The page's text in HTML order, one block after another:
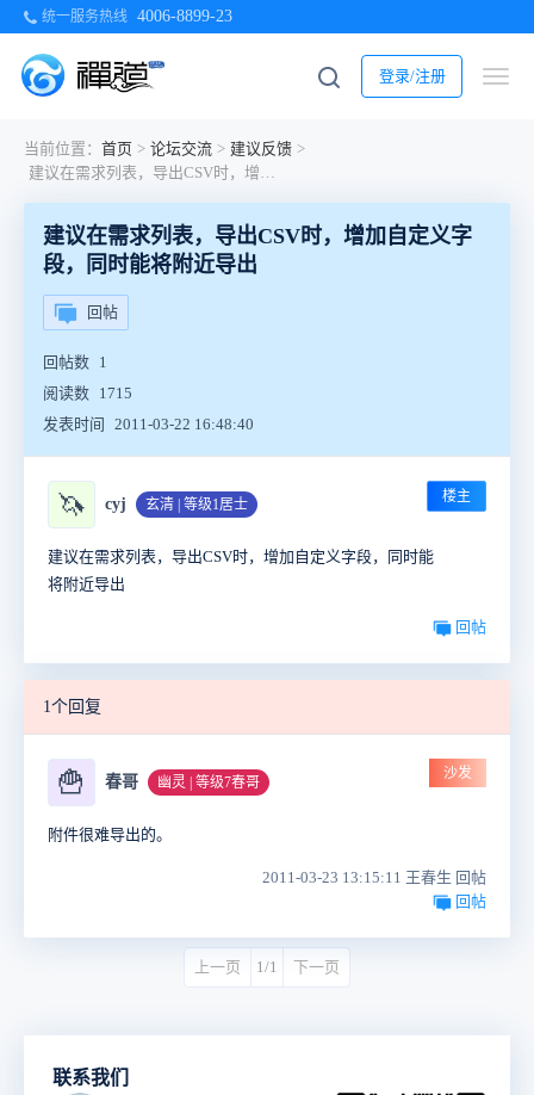
统一服务热线 4006-8899-23
登录/注册
当前位置： 首页 > 论坛交流 > 建议反馈 >
建议在需求列表，导出CSV时，增加自定义字段，同时能将附近导出
建议在需求列表，导出CSV时，增加自定义字
段，同时能将附近导出
回帖
回帖数 1
阅读数 1715
发表时间
2011-03-22 16:48:40
🦄 cyj 玄清 | 等级1居士 楼主
建议在需求列表，导出CSV时，增加自定义字段，同时能
将附近导出
回帖
1个回复
🍟 春哥 幽灵 | 等级7春哥
沙发
附件很难导出的。
2011-03-23 13:15:11 王春生 回帖
回帖
上一页 1/1 下一页
联系我们